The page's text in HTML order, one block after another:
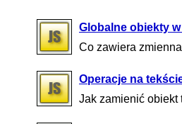
Globalne obiekty
Co zawiera
Operacje na
Jak zamienić obiekt